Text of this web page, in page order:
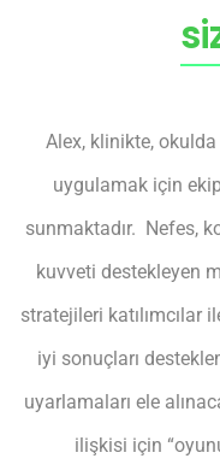
Alex, klinikte,
uygulamak için
sunmaktadır. Nefes,
kuvveti destekleyen
stratejileri katılımcılar
iyi sonuçları
uyarlamaları ele
ilişkisi için